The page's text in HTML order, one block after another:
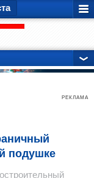
РЕКЛАМА
подушке